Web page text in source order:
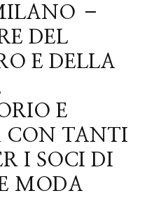
–
DEL
E DELLA
E
CON TANTI
I SOCI DI
MODA